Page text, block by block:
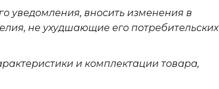
уведомления, вносить изменения в
не ухудшающие его потребительских
и комплектации товара,